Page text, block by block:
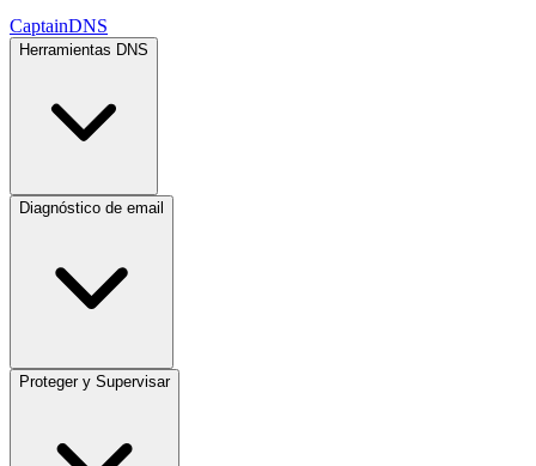
CaptainDNS
Herramientas DNS
Diagnóstico de email
Proteger y Supervisar